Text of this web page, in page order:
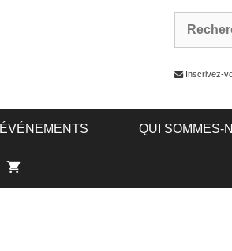
Inscrivez-
ÉVÉNEMENTS QUI SOMMES-